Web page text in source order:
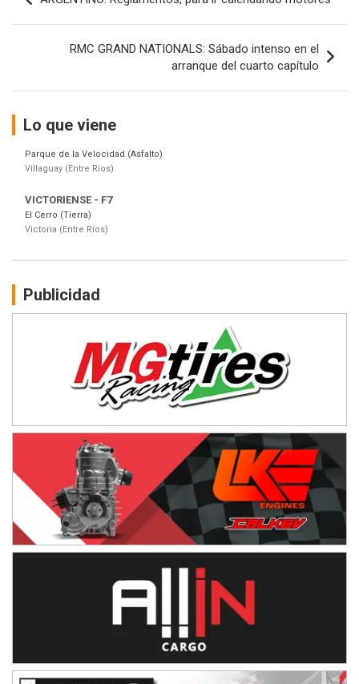
de
entradasRMC GRAND NATIONALS: Sábado intenso en el
arranque del cuarto capítulo
Lo que viene
Parque de la Velocidad (Asfalto)
Villaguay (Entre Ríos)
VICTORIENSE - F7
Victoria (Entre Ríos)
PATAGONICO - F6
CSK - F7
Juventud Unida (Tierra)
Humboldt (Santa Fe)
NORESTE SANTAFESINO - F6
Ciudad de Avellaneda (Asfalto)
Avellaneda (Santa Fe)
SUR SANTAFESINO - F4
José Samuel Sánchez (Tierra)
Rufino (Santa Fe)
TUCUMANO - F5
Juan Navarro (Asfalto)
El Timbó (Tucumán)
COBERTURA ESPECIAL DE E-KART.COM.AR
08/09-AGO
Baradero (Buenos Aires)
Ciudad de Trenque Lauquen (Asfalto)
Trenque Lauquen (Buenos Aires)
Publicidad